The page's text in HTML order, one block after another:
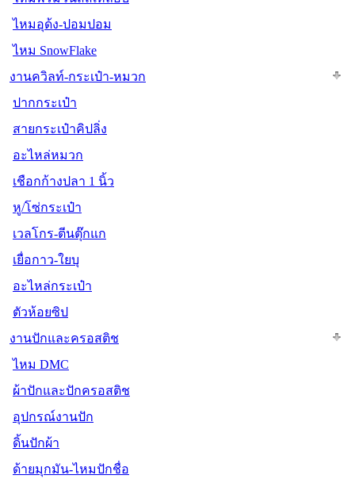
ไหมอุด้ง-ปอมปอม
ไหม SnowFlake
งานควิลท์-กระเป๋า-หมวก
ปากกระเป๋า
สายกระเป๋าคิปลิ่ง
อะไหล่หมวก
เชือกก้างปลา 1 นิ้ว
หู/โซ่กระเป๋า
เวลโกร-ตีนตุ๊กแก
เยื่อกาว-ใยบุ
อะไหล่กระเป๋า
ตัวห้อยซิป
งานปักและครอสติช
ไหม DMC
ผ้าปักและปักครอสติช
อุปกรณ์งานปัก
ดิ้นปักผ้า
ด้ายมุกมัน-ไหมปักชื่อ